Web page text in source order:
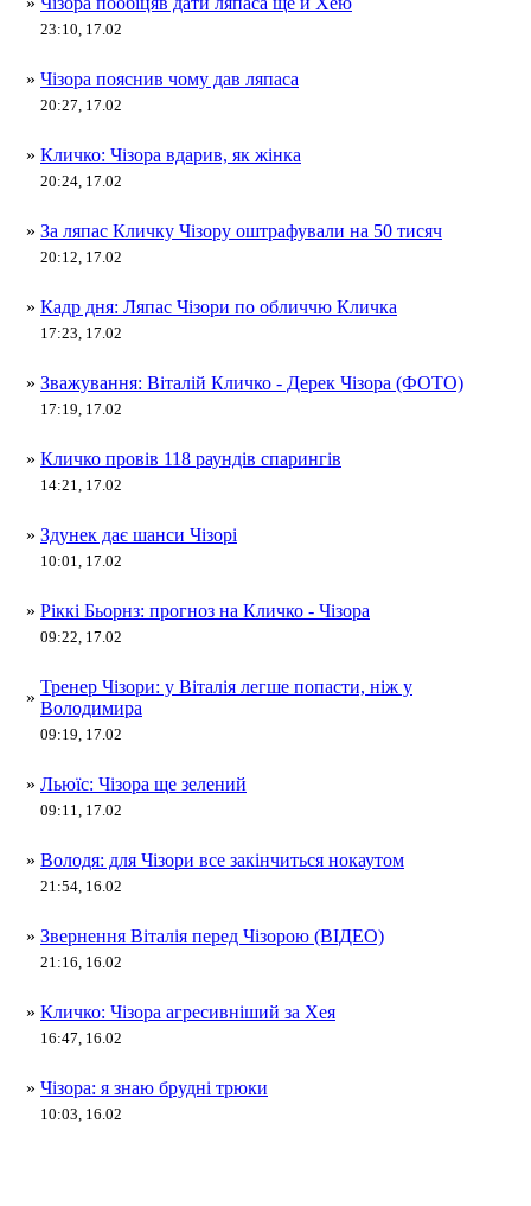
23:10, 17.02
» Чізора пояснив чому дав ляпаса
20:27, 17.02
» Кличко: Чізора вдарив, як жінка
20:24, 17.02
» За ляпас Кличку Чізору оштрафували на 50 тисяч
20:12, 17.02
» Кадр дня: Ляпас Чізори по обличчю Кличка
17:23, 17.02
» Зважування: Віталій Кличко - Дерек Чізора (ФОТО)
17:19, 17.02
» Кличко провів 118 раундів спарингів
14:21, 17.02
» Здунек дає шанси Чізорі
10:01, 17.02
» Ріккі Бьорнз: прогноз на Кличко - Чізора
09:22, 17.02
»
Тренер Чізори: у Віталія легше попасти, ніж у
Володимира
09:19, 17.02
» Льюїс: Чізора ще зелений
09:11, 17.02
» Володя: для Чізори все закінчиться нокаутом
21:54, 16.02
» Звернення Віталія перед Чізорою (ВІДЕО)
21:16, 16.02
» Кличко: Чізора агресивніший за Хея
16:47, 16.02
» Чізора: я знаю брудні трюки
10:03, 16.02